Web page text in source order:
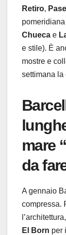
Retiro,
Chueca e
e stile). È
mostre e
settimana la
mare
da
A gennaio
compressa.
El Born per